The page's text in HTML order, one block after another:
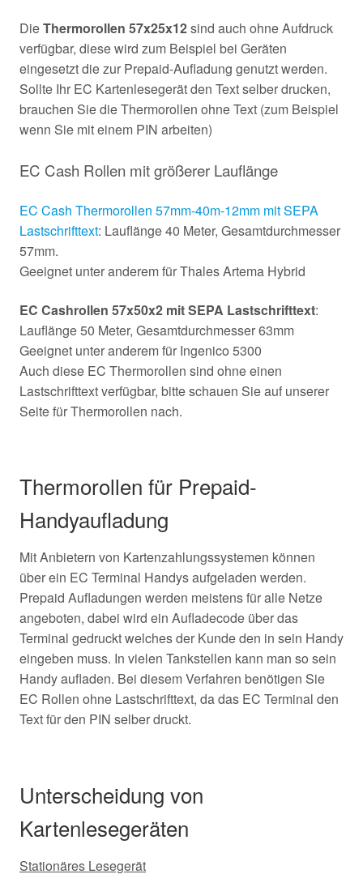
DieThermorollen 57x25x12sind auch ohne Aufdruck
verfügbar, diese wird zum Beispiel bei Geräten
eingesetzt die zur Prepaid-Aufladung genutzt werden.
Sollte Ihr EC Kartenlesegerät den Text selber drucken,
brauchen Sie die Thermorollen ohne Text (zum Beispiel
wenn Sie mit einem PIN arbeiten)
EC Cash Rollen mit größerer Lauflänge
EC Cash Thermorollen 57mm-40m-12mm mit SEPA
Lastschrifttext: Lauflänge 40 Meter, Gesamtdurchmesser
57mm.
Geeignet unter anderem für Thales Artema Hybrid
EC Cashrollen 57x50x2 mit SEPA Lastschrifttext:
Lauflänge 50 Meter, Gesamtdurchmesser 63mm
Geeignet unter anderem für Ingenico 5300
Auch diese EC Thermorollen sind ohne einen
Lastschrifttext verfügbar, bitte schauen Sie auf unserer
Seite für Thermorollen nach.
Thermorollen für Prepaid-
Handyaufladung
Mit Anbietern von Kartenzahlungssystemen können
über ein EC Terminal Handys aufgeladen werden.
Prepaid Aufladungen werden meistens für alle Netze
angeboten, dabei wird ein Aufladecode über das
Terminal gedruckt welches der Kunde den in sein Handy
eingeben muss. In vielen Tankstellen kann man so sein
Handy aufladen. Bei diesem Verfahren benötigen Sie
EC Rollen ohne Lastschrifttext, da das EC Terminal den
Text für den PIN selber druckt.
Unterscheidung von
Kartenlesegeräten
Stationäres Lesegerät